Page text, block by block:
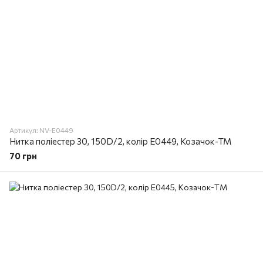
Артикул: NV-E0449
Нитка поліестер 30, 150D/2, колір E0449, Козачок-ТМ
70 грн